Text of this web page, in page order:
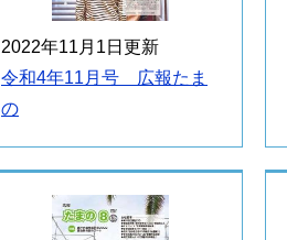
2022年11月1日更新
令和4年11月号 広報たま
の